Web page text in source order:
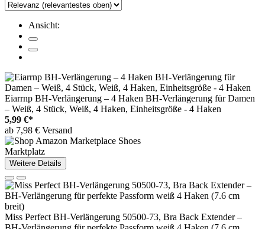
Ansicht:
Eiarrnp BH-Verlängerung – 4 Haken BH-Verlängerung für Damen
– Weiß, 4 Stück, Weiß, 4 Haken, Einheitsgröße - 4 Haken
5,99 €*
ab 7,98 € Versand
Marktplatz
Weitere Details
Miss Perfect BH-Verlängerung 50500-73, Bra Back Extender –